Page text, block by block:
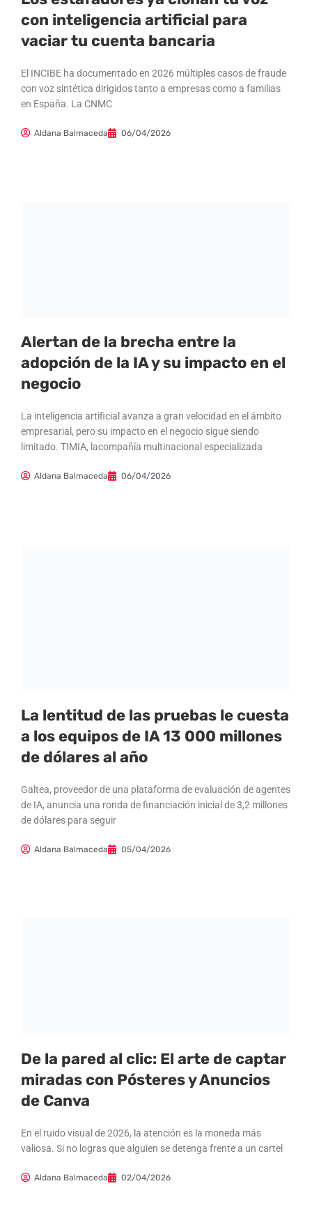
con inteligencia artificial para
vaciar tu cuenta bancaria
El INCIBE ha documentado en 2026 múltiples casos de fraude
con voz sintética dirigidos tanto a empresas como a familias
en España. La CNMC
Aldana Balmaceda 06/04/2026
Alertan de la brecha entre la
adopción de la IA y su impacto en el
negocio
La inteligencia artificial avanza a gran velocidad en el ámbito
empresarial, pero su impacto en el negocio sigue siendo
limitado. TIMIA, lacompañía multinacional especializada
Aldana Balmaceda 06/04/2026
La lentitud de las pruebas le cuesta
a los equipos de IA 13 000 millones
de dólares al año
Galtea, proveedor de una plataforma de evaluación de agentes
de IA, anuncia una ronda de financiación inicial de 3,2 millones
de dólares para seguir
Aldana Balmaceda 05/04/2026
De la pared al clic: El arte de captar
miradas con Pósteres y Anuncios
de Canva
En el ruido visual de 2026, la atención es la moneda más
valiosa. Si no logras que alguien se detenga frente a un cartel
Aldana Balmaceda 02/04/2026